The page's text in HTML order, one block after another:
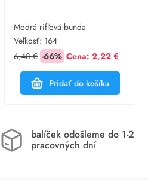
Modrá rifľová bunda
Veľkosť: 164
6,48 € -66% Cena: 2,22 €
Pridať do košíka
balíček odošleme do 1-2
pracovných dní